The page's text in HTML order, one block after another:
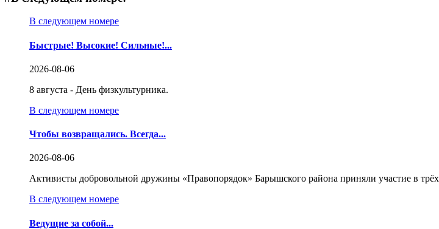
В следующем номере
Быстрые! Высокие! Сильные!...
2026-08-06
8 августа - День физкультурника.
В следующем номере
Чтобы возвращались. Всегда...
2026-08-06
Активисты добровольной дружины «Правопорядок» Барышского района приняли участие в
В следующем номере
Ведущие за собой...